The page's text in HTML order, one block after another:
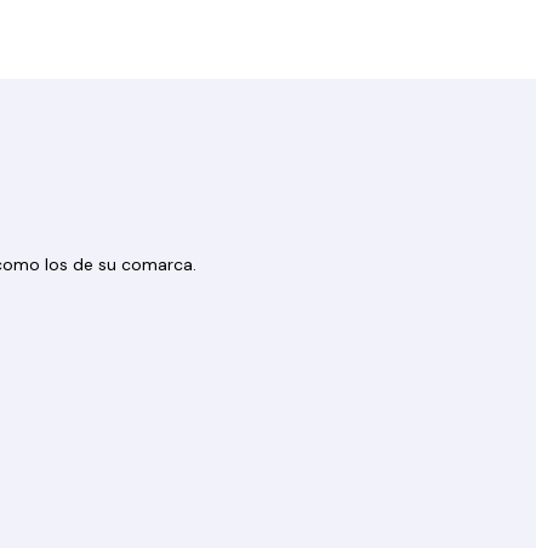
los de su comarca.